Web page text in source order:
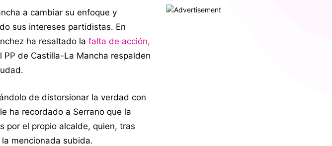
a cambiar su enfoque y
sus intereses partidistas. En
ha resaltado la falta de acción,
de Castilla-La Mancha respalden
de distorsionar la verdad con
ha recordado a Serrano que la
por el propio alcalde, quien, tras
mencionada subida.